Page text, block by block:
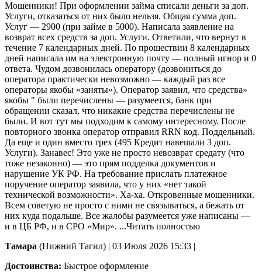
Мошенники! При оформлении займа списали деньги за доп.
Услуги, отказаться от них было нельзя. Общая сумма доп.
Услуг — 2900 (при займе в 5000). Написала заявление на
возврат всех средств за доп. Услуги. Ответили, что вернут в
течение 7 календарных дней. По прошествии 8 календарных
дней написала им на электронную почту — полный игнор и 0
ответа. Чудом дозвонилась оператору (дозвониться до
оператора практически невозможно — каждый раз все
операторы якобы «заняты»). Оператор заявил, что средства»
якобы " были перечислены — разумеется, банк при
обращении сказал, что никакие средства перечислены не
были. И вот тут мы подходим к самому интересному. После
повторного звонка оператор отправил RRN код. Поддельный.
Да еще и один вместо трех (495 Кредит навешали 3 доп.
Услуги). Занавес! Это уже не просто невозврат средату (что
тоже незаконно) — это прям подделка документов и
нарушение УК РФ. На требование прислать платежное
поручение оператор заявила, что у них «нет такой
технической возможности». Ха-ха. Откровенные мошенники.
Всем советую не просто с ними не связываться, а бежать от
них куда подальше. Все жалобы разумеется уже написаны —
и в ЦБ РФ, и в СРО «Мир». ...Читать полностью
Тамара (Нижний Тагил) | 03 Июля 2026 15:33 |
Достоинства: Быстрое оформление